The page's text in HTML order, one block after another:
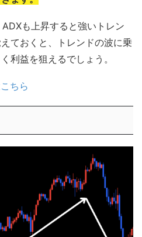
も上昇すると強いトレン
ておくと、トレンドの波に乗
利益を狙えるでしょう。
ちら